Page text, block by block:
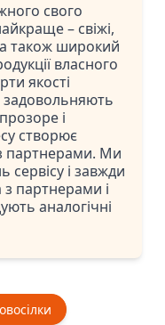
свого
– свіжі,
а також широкий
власного
якості
задовольняють
і
створює
партнерами. Ми
сервісу і завжди
з партнерами і
аналогічні